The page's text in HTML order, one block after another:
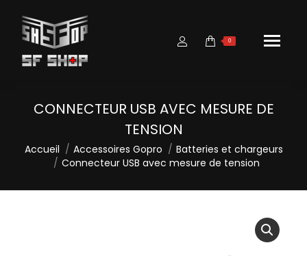
0
CONNECTEUR USB AVEC MESURE DE
TENSION
Vous êtes ici :
Accueil Accessoires Gopro
Batteries et chargeurs
Connecteur USB avec mesure de tension